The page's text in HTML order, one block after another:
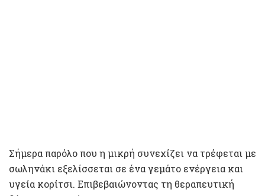
Σήμερα παρόλο που η μικρή συνεχίζει να τρέφεται με
σωληνάκι εξελίσσεται σε ένα γεμάτο ενέργεια και
υγεία κορίτσι. Επιβεβαιώνοντας τη θεραπευτική